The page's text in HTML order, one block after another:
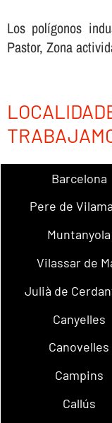
Los polígonos
Pastor, Zona
Barcelona
Pere de
Muntanyola
Vilassar de
Julià de
Canyelles
Canovelles
Campins
Callús